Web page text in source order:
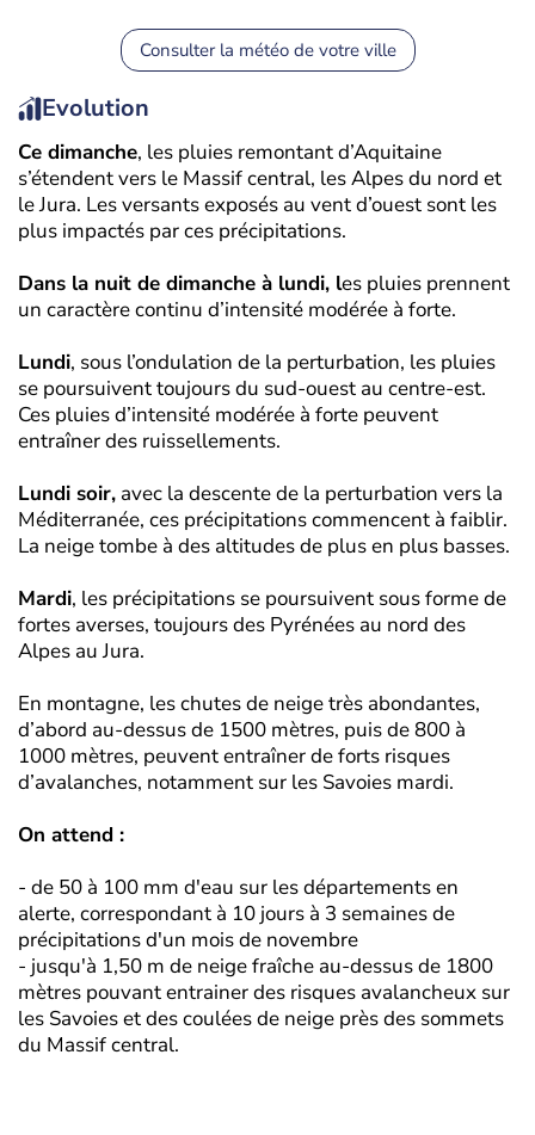
Consulter la météo de votre ville
Evolution
Ce dimanche, les pluies remontant d’Aquitaine
s’étendent vers le Massif central, les Alpes du nord et
le Jura. Les versants exposés au vent d’ouest sont les
plus impactés par ces précipitations.
Dans la nuit de dimanche à lundi, les pluies prennent
un caractère continu d’intensité modérée à forte.
Lundi, sous l’ondulation de la perturbation, les pluies
se poursuivent toujours du sud-ouest au centre-est.
Ces pluies d’intensité modérée à forte peuvent
entraîner des ruissellements.
Lundi soir, avec la descente de la perturbation vers la
Méditerranée, ces précipitations commencent à faiblir.
La neige tombe à des altitudes de plus en plus basses.
Mardi, les précipitations se poursuivent sous forme de
fortes averses, toujours des Pyrénées au nord des
Alpes au Jura.
En montagne, les chutes de neige très abondantes,
d’abord au-dessus de 1500 mètres, puis de 800 à
1000 mètres, peuvent entraîner de forts risques
d’avalanches, notamment sur les Savoies mardi.
On attend :
- de 50 à 100 mm d'eau sur les départements en
alerte, correspondant à 10 jours à 3 semaines de
précipitations d'un mois de novembre
- jusqu'à 1,50 m de neige fraîche au-dessus de 1800
mètres pouvant entrainer des risques avalancheux sur
les Savoies et des coulées de neige près des sommets
du Massif central.